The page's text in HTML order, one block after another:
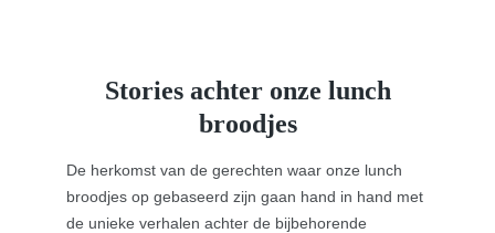
Stories achter onze lunch
broodjes
De herkomst van de gerechten waar onze lunch
broodjes op gebaseerd zijn gaan hand in hand met
de unieke verhalen achter de bijbehorende